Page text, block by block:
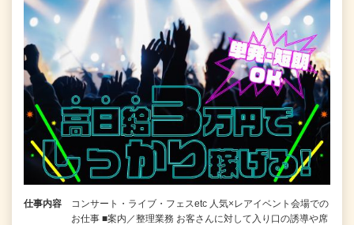
仕事内容
コンサート・ライブ・フェスetc 人気×レアイベント会場での
お仕事 ■案内／整理業務 お客さんに対して入り口の誘導や席